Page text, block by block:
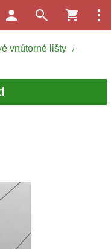
vnútorné lišty /